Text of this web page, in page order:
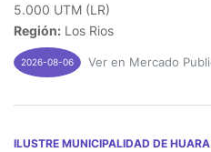
5.000 UTM (LR)
Región: Los Rios
2026-08-06 Ver en Mercado
ILUSTRE MUNICIPALIDAD DE HUARA